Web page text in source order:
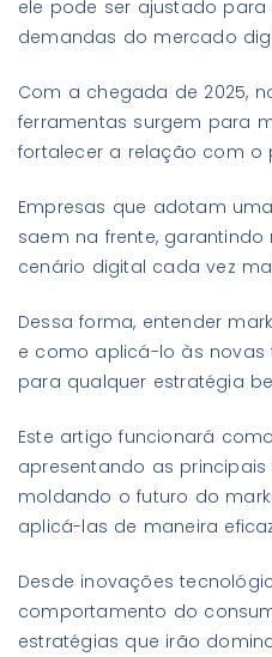
ele pode ser ajustado
demandas do mercado
Com a chegada de 2025,
ferramentas surgem para
fortalecer a relação com o
Empresas que adotam
saem na frente,
cenário digital cada vez
Dessa forma, entender
e como aplicá-lo às novas
para qualquer estratégia
Este artigo funcionará
apresentando as
moldando o futuro do
aplicá-las de maneira
Desde inovações
comportamento do
estratégias que irão